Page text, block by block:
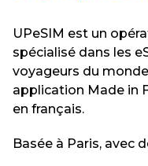
UPeSIM est un
spécialisé dans les
voyageurs du
application Made in
en français.
Basée à Paris, avec